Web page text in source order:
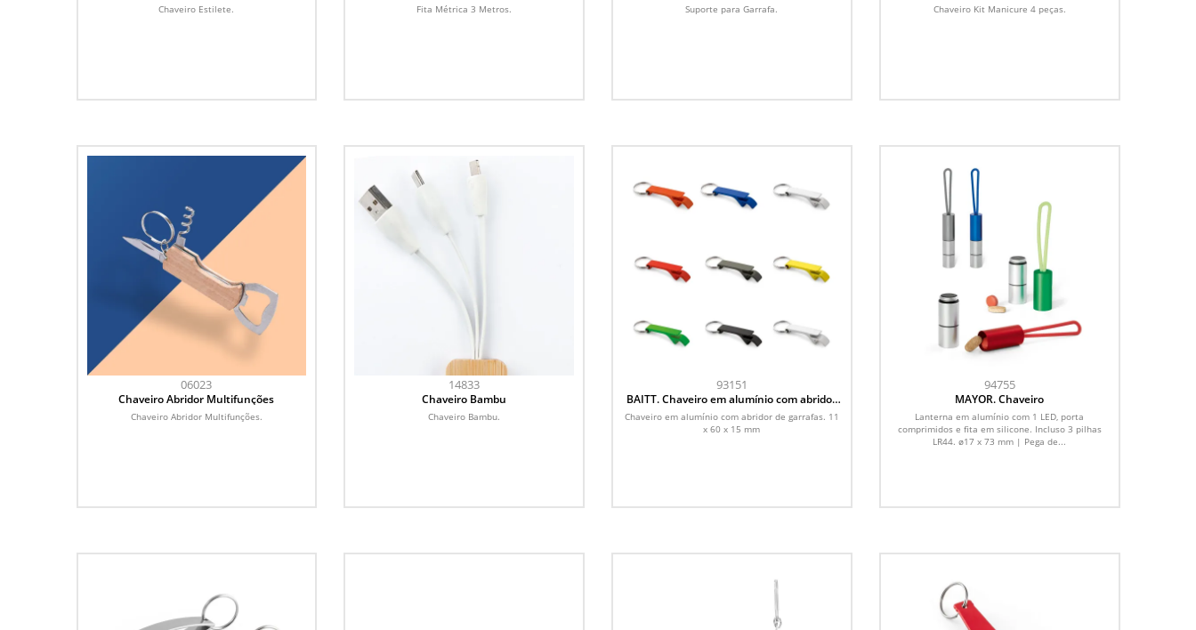
Chaveiro Estilete. Fita Métrica 3 Metros. Suporte para Garrafa. Chaveiro Kit Manicure 4 peças.
06023
Chaveiro Abridor Multifunções
Chaveiro Abridor Multifunções.
14833
Chaveiro Bambu
Chaveiro Bambu.
93151
BAITT. Chaveiro em alumínio com abridor
de garrafas
Chaveiro em alumínio com abridor de garrafas. 11
x 60 x 15 mm
94755
MAYOR. Chaveiro
Lanterna em alumínio com 1 LED, porta
comprimidos e fita em silicone. Incluso 3 pilhas
LR44. ø17 x 73 mm | Pega de...